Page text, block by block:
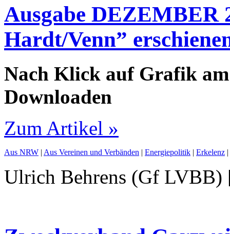
Ausgabe DEZEMBER
Hardt/Venn”
Nach Klick auf Grafik
Downloaden
Zum Artikel »
Aus NRW | Aus Vereinen und Verbänden | Energiepolitik | Erkelenz |
Ulrich Behrens (Gf